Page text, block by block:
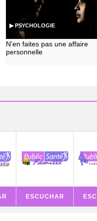
▶ PSYCHOLOGIE
N'en faites pas une affaire
personnelle
ESCUCHAR